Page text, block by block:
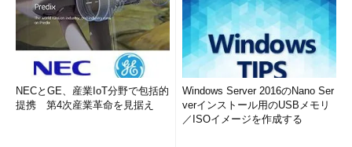
NECとGE、産業IoT分野で包括的
提携 第4次産業革命を見据え
Windows Server 2016のNano Ser
verインストール用のUSBメモリ
／ISOイメージを作成する